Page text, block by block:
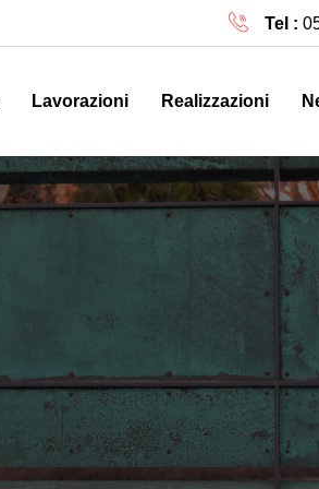
Tel :
Lavorazioni Realizzazioni